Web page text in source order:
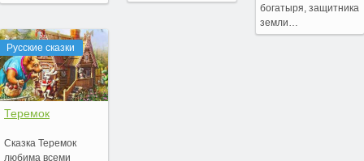
Русские сказки
Теремок
Сказка Теремок
любима всеми
богатыря, защитника
земли…